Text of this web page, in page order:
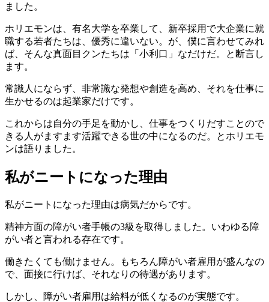
ました。
ホリエモンは、有名大学を卒業して、新卒採用で大企業に就
職する若者たちは、優秀に違いない。が、僕に言わせてみれ
ば、そんな真面目クンたちは「小利口」なだけだ。と断言し
ます。
常識人にならず、非常識な発想や創造を高め、それを仕事に
生かせるのは起業家だけです。
これからは自分の手足を動かし、仕事をつくりだすことので
きる人がますます活躍できる世の中になるのだ。とホリエモ
ンは語りました。
私がニートになった理由
私がニートになった理由は病気だからです。
精神方面の障がい者手帳の3級を取得しました。いわゆる障
がい者と言われる存在です。
働きたくても働けません。もちろん障がい者雇用が盛んなの
で、面接に行けば、それなりの待遇があります。
しかし、障がい者雇用は給料が低くなるのが実態です。